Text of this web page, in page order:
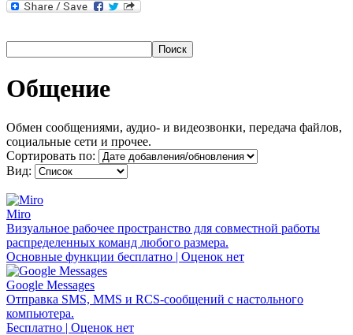
Общение
Обмен сообщениями, аудио- и видеозвонки, передача файлов,
социальные сети и прочее.
Сортировать по:
Вид:
Miro
Визуальное рабочее пространство для совместной работы
распределенных команд любого размера.
Основные функции бесплатно | Оценок нет
Google Messages
Отправка SMS, MMS и RCS-сообщений с настольного
компьютера.
Бесплатно | Оценок нет